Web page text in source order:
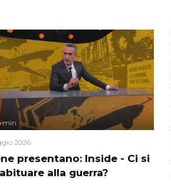
presentano: Inside - Ci si
alla guerra?
min
2026